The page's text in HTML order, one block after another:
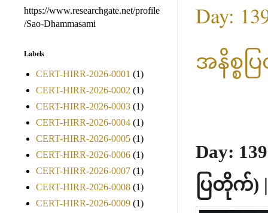
Day:
အနိစ္စပ
Day:
ပြတိုက်) |
https://www.researchgate.net/profile
/Sao-Dhammasami
Labels
CERT-HIRR-2026-0001 (1)
CERT-HIRR-2026-0002 (1)
CERT-HIRR-2026-0003 (1)
CERT-HIRR-2026-0004 (1)
CERT-HIRR-2026-0005 (1)
CERT-HIRR-2026-0006 (1)
CERT-HIRR-2026-0007 (1)
CERT-HIRR-2026-0008 (1)
CERT-HIRR-2026-0009 (1)